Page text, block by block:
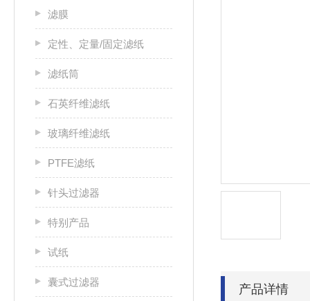
滤膜
定性、定量/固定滤纸
滤纸筒
石英纤维滤纸
玻璃纤维滤纸
PTFE滤纸
针头过滤器
特别产品
试纸
囊式过滤器
产品详情